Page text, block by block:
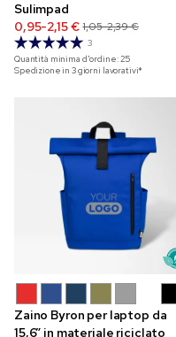
Sulimpad
0,95-2,15 € 1,05-2,39 €
3
Quantità minima d'ordine:25
Spedizione in 3 giorni lavorativi*
Zaino Byron per laptop da
15,6” in materiale riciclato